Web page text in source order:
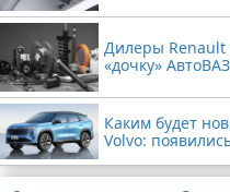
Дилеры Renault
«дочку»
Каким будет
Volvo: